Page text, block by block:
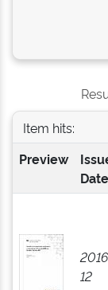
Item hits:
Preview
Date
12